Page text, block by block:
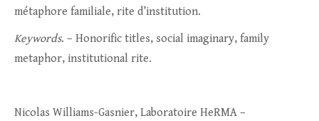
métaphore familiale, rite d’institution.
Keywords. – Honorific titles, social imaginary, family
metaphor, institutional rite.
Nicolas Williams-Gasnier, Laboratoire HeRMA –